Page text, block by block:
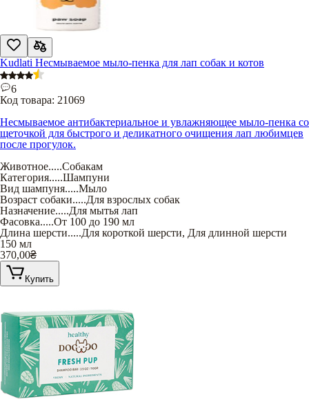
Kudlati Несмываемое мыло-пенка для лап собак и котов
6
Код товара: 21069
Несмываемое антибактериальное и увлажняющее мыло-пенка со
щеточкой для быстрого и деликатного очищения лап любимцев
после прогулок.
Животное.....Собакам
Категория.....Шампуни
Вид шампуня.....Мыло
Возраст собаки.....Для взрослых собак
Назначение.....Для мытья лап
Фасовка.....От 100 до 190 мл
Длина шерсти.....Для короткой шерсти, Для длинной шерсти
150 мл
370,00₴
Купить